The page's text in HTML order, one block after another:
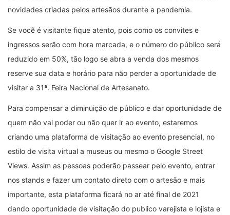
novidades criadas pelos artesãos durante a pandemia.
Se você é visitante fique atento, pois como os convites e
ingressos serão com hora marcada, e o número do público será
reduzido em 50%, tão logo se abra a venda dos mesmos
reserve sua data e horário para não perder a oportunidade de
visitar a 31ª. Feira Nacional de Artesanato.
Para compensar a diminuição de público e dar oportunidade de
quem não vai poder ou não quer ir ao evento, estaremos
criando uma plataforma de visitação ao evento presencial, no
estilo de visita virtual a museus ou mesmo o Google Street
Views. Assim as pessoas poderão passear pelo evento, entrar
nos stands e fazer um contato direto com o artesão e mais
importante, esta plataforma ficará no ar até final de 2021
dando oportunidade de visitação do publico varejista e lojista e